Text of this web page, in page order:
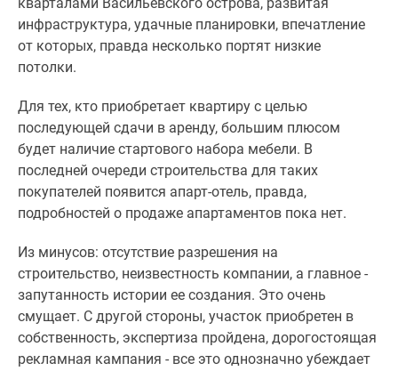
инфраструктура, удачные планировки, впечатление
от которых, правда несколько портят низкие
потолки.
Для тех, кто приобретает квартиру с целью
последующей сдачи в аренду, большим плюсом
будет наличие стартового набора мебели. В
последней очереди строительства для таких
покупателей появится апарт-отель, правда,
подробностей о продаже апартаментов пока нет.
Из минусов: отсутствие разрешения на
строительство, неизвестность компании, а главное -
запутанность истории ее создания. Это очень
смущает. С другой стороны, участок приобретен в
собственность, экспертиза пройдена, дорогостоящая
рекламная кампания - все это однозначно убеждает